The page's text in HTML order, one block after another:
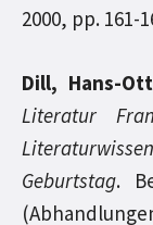
2000, pp. 161-
Dill, Hans-
Literatur
Geburtstag.